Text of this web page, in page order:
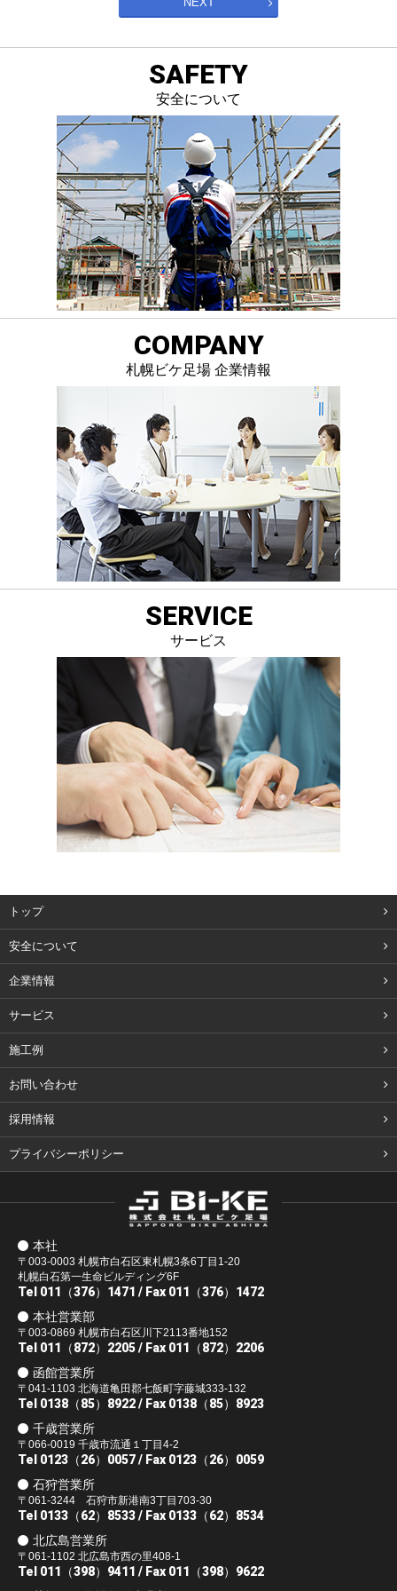
SAFETY
安全について
COMPANY
札幌ビケ足場 企業情報
SERVICE
サービス
トップ
安全について
企業情報
サービス
施工例
お問い合わせ
採用情報
プライバシーポリシー
本社
〒003-0003 札幌市白石区東札幌3条6丁目1-20
札幌白石第一生命ビルディング6F
Tel 011（376）1471 / Fax 011（376）1472
本社営業部
〒003-0869 札幌市白石区川下2113番地152
Tel 011（872）2205/ Fax 011（872）2206
函館営業所
〒041-1103 北海道亀田郡七飯町字藤城333-132
Tel 0138（85）8922/ Fax 0138（85）8923
千歳営業所
〒066-0019 千歳市流通１丁目4-2
Tel 0123（26）0057/ Fax 0123（26）0059
石狩営業所
〒061-3244 石狩市新港南3丁目703-30
Tel 0133（62）8533/ Fax 0133（62）8534
北広島営業所
〒061-1102 北広島市西の里408-1
Tel 011（398）9411 / Fax 011（398）9622